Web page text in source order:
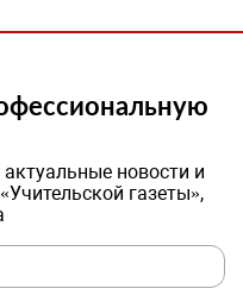
новости и
газеты»,